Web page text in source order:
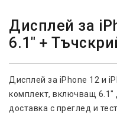
Дисплей за
6.1" +
Дисплей за iPhone 12 и
комплект, включващ 6.1"
доставка с преглед и